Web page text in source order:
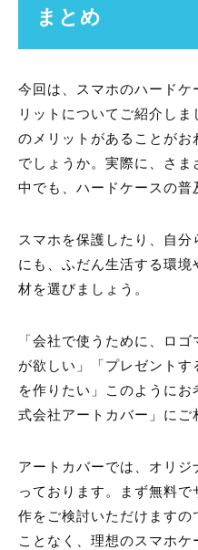
まとめ
今回は、スマホのハードケ
リットについてご紹介し
のメリットがあることが
でしょうか。実際に、さ
中でも、ハードケースの普
スマホを保護したり、自
にも、ふだん生活する環
材を選びましょう。
「会社で使うために、ロ
が欲しい」「プレゼント
を作りたい」このように
式会社アートカバー」にご
アートカバーでは、オリ
っております。まず無料
作をご検討いただけます
ことなく、理想のスマホケ